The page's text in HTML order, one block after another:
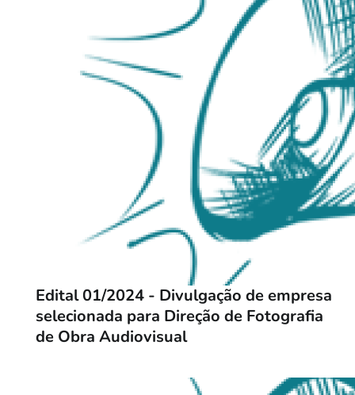
Edital 01/2024 - Divulgação de empresa
selecionada para Direção de Fotografia
de Obra Audiovisual